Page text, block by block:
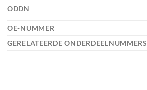
ODDN
OE-NUMMER
GERELATEERDE ONDERDEELNUMMERS